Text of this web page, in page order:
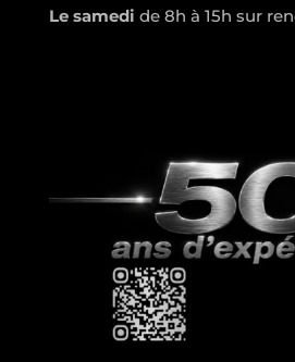
Le samedi de 8h à 15h sur